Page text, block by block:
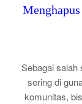
Sebagai salah
sering di
komunitas,